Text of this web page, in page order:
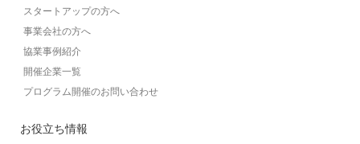
スタートアップの方へ
事業会社の方へ
協業事例紹介
開催企業一覧
プログラム開催のお問い合わせ
お役立ち情報